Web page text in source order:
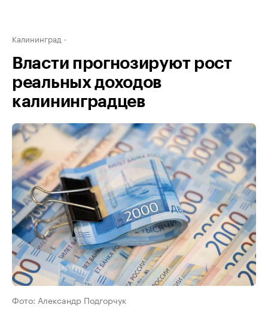
Калининград
Власти прогнозируют рост
реальных доходов
калининградцев
Фото: Александр Подгорчук